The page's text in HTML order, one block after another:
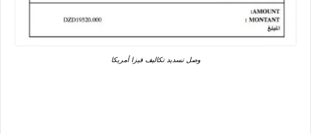
وصل تسديد تكاليف فيزا أمريكا